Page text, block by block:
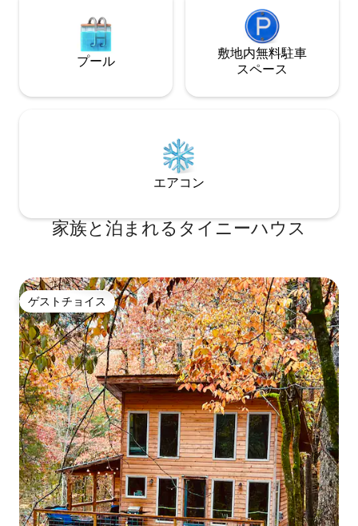
プール
敷地内無料駐⁠車
ス⁠ペ⁠ー⁠ス
エアコン
家族と泊まれるタイニーハウス
ゲストチョイス
ゲストチョイス